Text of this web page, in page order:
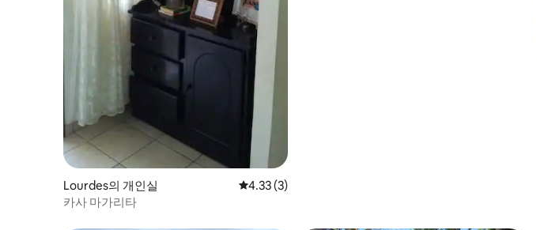
Lourdes의 개인실 평점 4.33점(5점 만점), 후기 3개
4.33 (3)
카사 마가리타